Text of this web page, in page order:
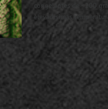
congelantes de - 200
elevadísimas